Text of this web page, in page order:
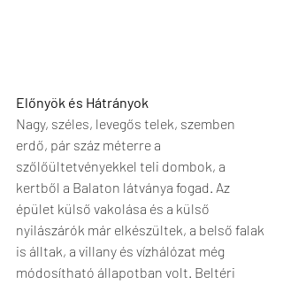
Előnyök és Hátrányok
Nagy, széles, levegős telek, szemben
erdő, pár száz méterre a
szőlőültetvényekkel teli dombok, a
kertből a Balaton látványa fogad. Az
épület külső vakolása és a külső
nyilászárók már elkészültek, a belső falak
is álltak, a villany és vízhálózat még
módosítható állapotban volt. Beltéri